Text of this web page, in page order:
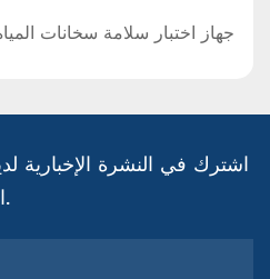
جهاز اختبار سلامة سخانات
اشترك في النشرة الإخبارية
التحديث والترويج والبصيرة.